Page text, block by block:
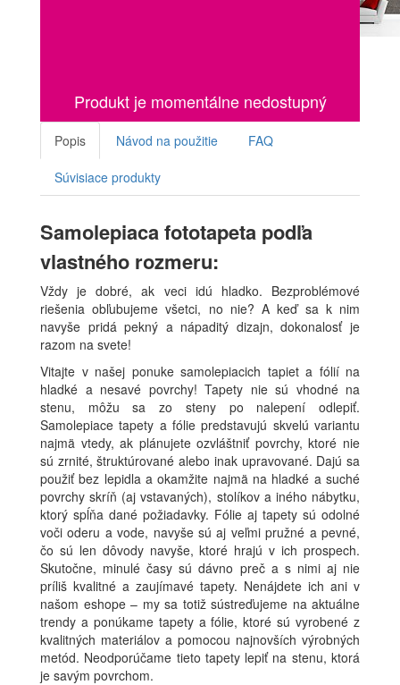
Produkt je momentálne nedostupný
Popis Návod na použitie FAQ
Súvisiace produkty
Samolepiaca fototapeta podľa
vlastného rozmeru:
Vždy je dobré, ak veci idú hladko. Bezproblémové
riešenia obľubujeme všetci, no nie? A keď sa k nim
navyše pridá pekný a nápaditý dizajn, dokonalosť je
razom na svete!
Vitajte v našej ponuke samolepiacich tapiet a fólií na
hladké a nesavé povrchy! Tapety nie sú vhodné na
stenu, môžu sa zo steny po nalepení odlepiť.
Samolepiace tapety a fólie predstavujú skvelú variantu
najmä vtedy, ak plánujete ozvláštniť povrchy, ktoré nie
sú zrnité, štruktúrované alebo inak upravované. Dajú sa
použiť bez lepidla a okamžite najmä na hladké a suché
povrchy skríň (aj vstavaných), stolíkov a iného nábytku,
ktorý spĺňa dané požiadavky. Fólie aj tapety sú odolné
voči oderu a vode, navyše sú aj veľmi pružné a pevné,
čo sú len dôvody navyše, ktoré hrajú v ich prospech.
Skutočne, minulé časy sú dávno preč a s nimi aj nie
príliš kvalitné a zaujímavé tapety. Nenájdete ich ani v
našom eshope – my sa totiž sústreďujeme na aktuálne
trendy a ponúkame tapety a fólie, ktoré sú vyrobené z
kvalitných materiálov a pomocou najnovších výrobných
metód. Neodporúčame tieto tapety lepiť na stenu, ktorá
je savým povrchom.